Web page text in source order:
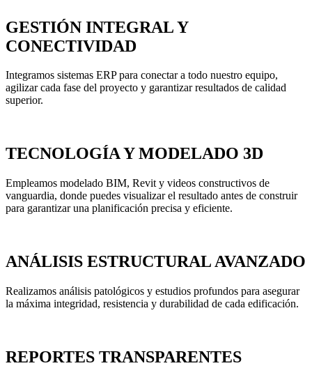
GESTIÓN INTEGRAL Y
CONECTIVIDAD
Integramos sistemas ERP para conectar a todo nuestro equipo,
agilizar cada fase del proyecto y garantizar resultados de calidad
superior.
TECNOLOGÍA Y MODELADO 3D
Empleamos modelado BIM, Revit y videos constructivos de
vanguardia, donde puedes visualizar el resultado antes de construir
para garantizar una planificación precisa y eficiente.
ANÁLISIS ESTRUCTURAL AVANZADO
Realizamos análisis patológicos y estudios profundos para asegurar
la máxima integridad, resistencia y durabilidad de cada edificación.
REPORTES TRANSPARENTES